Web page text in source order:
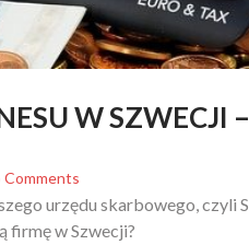
W SZWECJI
Comments
urzędu skarbowego, czyli
firmę w Szwecji?